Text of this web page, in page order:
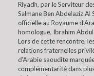
Riyadh, par le Serviteur
Salmane Ben Abdelaziz Al
officielle au Royaume
homologue, Ibrahim
Lors de cette rencontre,
relations fraternelles
d’Arabie saoudite
complémentarité dans